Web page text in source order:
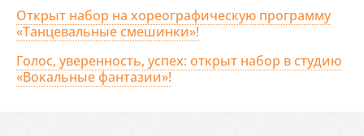
Открыт набор на хореографическую программу
«Танцевальные смешинки»!
Голос, уверенность, успех: открыт набор в студию
«Вокальные фантазии»!